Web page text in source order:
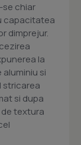
chiar
capacitatea
dimprejur.
la
aluminiu si
stricarea
si dupa
textura